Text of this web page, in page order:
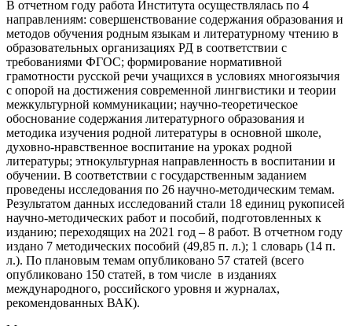
В отчетном году работа Института осуществлялась по 4
направлениям: совершенствование содержания образования и
методов обучения родным языкам и литературному чтению в
образовательных организациях РД в соответствии с
требованиями ФГОС; формирование нормативной
грамотности русской речи учащихся в условиях многоязычия
с опорой на достижения современной лингвистики и теории
межкультурной коммуникации; научно-теоретическое
обоснование содержания литературного образования и
методика изучения родной литературы в основной школе,
духовно-нравственное воспитание на уроках родной
литературы; этнокультурная направленность в воспитании и
обучении. В соответствии с государственным заданием
проведены исследования по 26 научно-методическим темам.
Результатом данных исследований стали 18 единиц рукописей
научно-методических работ и пособий, подготовленных к
изданию; переходящих на 2021 год – 8 работ. В отчетном году
издано 7 методических пособий (49,85 п. л.); 1 словарь (14 п.
л.). По плановым темам опубликовано 57 статей (всего
опубликовано 150 статей, в том числе в изданиях
международного, российского уровня и журналах,
рекомендованных ВАК).